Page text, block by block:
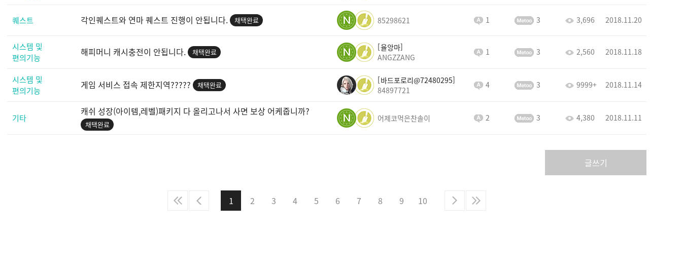
퀘스트 각인퀘스트와 연마 퀘스트 진행이 안됩니다. 채택완료 85298621 1 3 3,696 2018.11.20
시스템 및
편의기능
해피머니 캐시충전이 안됩니다. 채택완료
율앙마
ANGZZANG
1 3 2,560 2018.11.18
시스템 및
편의기능
게임 서비스 접속 제한지역????? 채택완료
바드포로리@72480295
84897721
4 3 9999+ 2018.11.14
기타
캐쉬 성장(아이템,레벨)패키지 다 올리고나서 사면 보상 어케줍니까?
채택완료
어제코먹은찬솔이 2 3 4,380 2018.11.11
글쓰기
1 2 3 4 5 6 7 8 9 10